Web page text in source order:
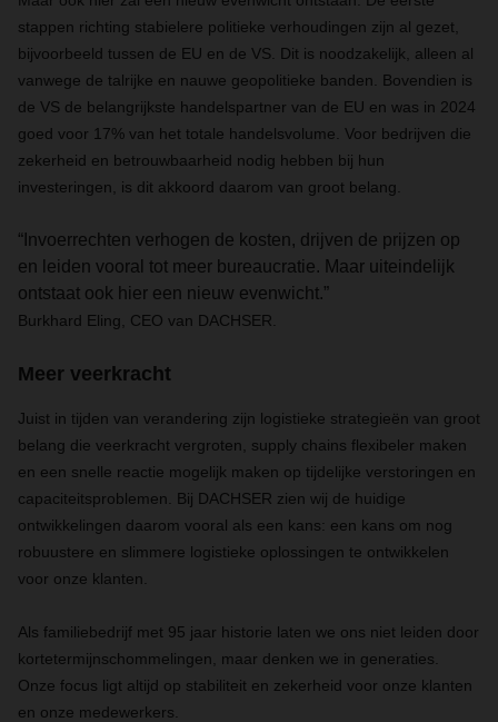
stappen richting stabielere politieke verhoudingen zijn al gezet,
bijvoorbeeld tussen de EU en de VS. Dit is noodzakelijk, alleen al
vanwege de talrijke en nauwe geopolitieke banden. Bovendien is
de VS de belangrijkste handelspartner van de EU en was in 2024
goed voor 17% van het totale handelsvolume. Voor bedrijven die
zekerheid en betrouwbaarheid nodig hebben bij hun
investeringen, is dit akkoord daarom van groot belang.
“Invoerrechten verhogen de kosten, drijven de prijzen op
en leiden vooral tot meer bureaucratie. Maar uiteindelijk
ontstaat ook hier een nieuw evenwicht.”
Burkhard Eling, CEO van DACHSER.
Meer veerkracht
Juist in tijden van verandering zijn logistieke strategieën van groot
belang die veerkracht vergroten, supply chains flexibeler maken
en een snelle reactie mogelijk maken op tijdelijke verstoringen en
capaciteitsproblemen. Bij DACHSER zien wij de huidige
ontwikkelingen daarom vooral als een kans: een kans om nog
robuustere en slimmere logistieke oplossingen te ontwikkelen
voor onze klanten.
Als familiebedrijf met 95 jaar historie laten we ons niet leiden door
kortetermijnschommelingen, maar denken we in generaties.
Onze focus ligt altijd op stabiliteit en zekerheid voor onze klanten
en onze medewerkers.